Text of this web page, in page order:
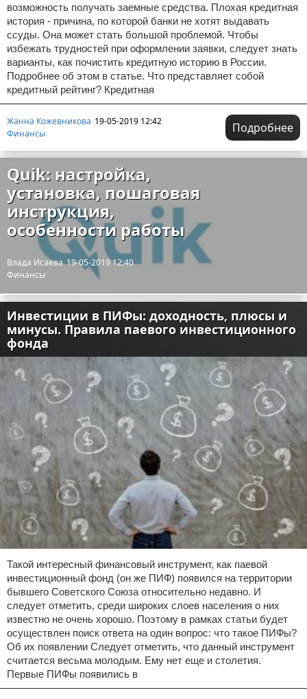
возможность получать заемные средства. Плохая кредитная
история - причина, по которой банки не хотят выдавать
ссуды. Она может стать большой проблемой. Чтобы
избежать трудностей при оформлении заявки, следует знать
варианты, как почистить кредитную историю в России.
Подробнее об этом в статье. Что представляет собой
кредитный рейтинг? Кредитная
Жанна Кожевникова 19-05-2019 12:42
Финансы
Подробнее
Quik: настройка,
установка, пошаговая
инструкция,
особенности работы
Влада Исаева 19-05-2019 12:40
Финансы
Инвестиции в ПИФы: доходность, плюсы и
минусы. Правила паевого инвестиционного
фонда
Такой интересный финансовый инструмент, как паевой
инвестиционный фонд (он же ПИФ) появился на территории
бывшего Советского Союза относительно недавно. И
следует отметить, среди широких слоев населения о них
известно не очень хорошо. Поэтому в рамках статьи будет
осуществлен поиск ответа на один вопрос: что такое ПИФы?
Об их появлении Следует отметить, что данный инструмент
считается весьма молодым. Ему нет еще и столетия.
Первые ПИФы появились в